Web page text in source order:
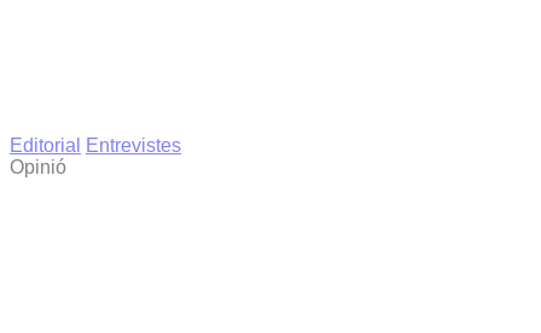
Editorial
Entrevistes
Opinió